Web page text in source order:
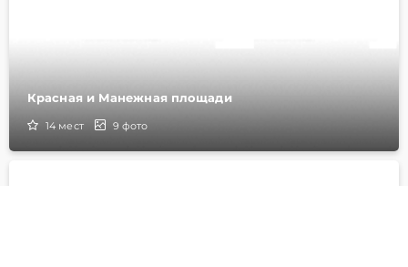
Красная и Манежная площади
14 мест 9 фото